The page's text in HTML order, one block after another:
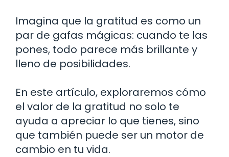
Imagina que la gratitud es como un
par de gafas mágicas: cuando te las
pones, todo parece más brillante y
lleno de posibilidades.
En este artículo, exploraremos cómo
el valor de la gratitud no solo te
ayuda a apreciar lo que tienes, sino
que también puede ser un motor de
cambio en tu vida.